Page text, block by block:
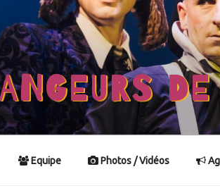
Equipe Photos / Vidéos